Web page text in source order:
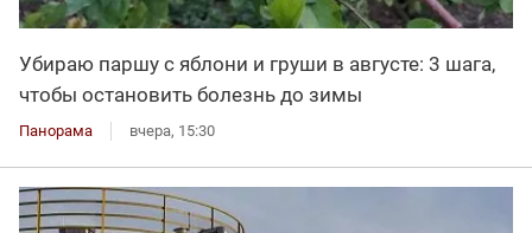
Убираю паршу с яблони и груши в августе: 3 шага,
чтобы остановить болезнь до зимы
Панорама вчера, 15:30